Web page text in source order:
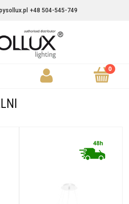
+48 504-545-749